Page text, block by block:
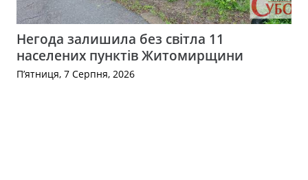
Негода залишила без світла 11
населених пунктів Житомирщини
П’ятниця, 7 Серпня, 2026